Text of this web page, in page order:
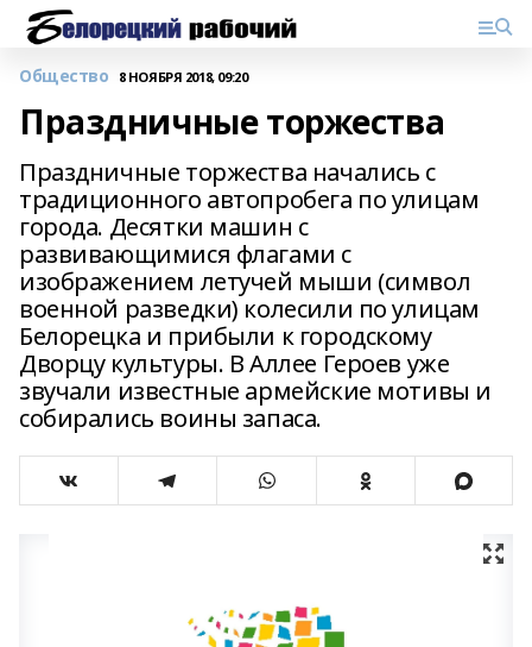
Общество 8 НОЯБРЯ 2018, 09:20
Праздничные торжества
Праздничные торжества начались с
традиционного автопробега по улицам
города. Десятки машин с
развивающимися флагами с
изображением летучей мыши (символ
военной разведки) колесили по улицам
Белорецка и прибыли к городскому
Дворцу культуры. В Аллее Героев уже
звучали известные армейские мотивы и
собирались воины запаса.